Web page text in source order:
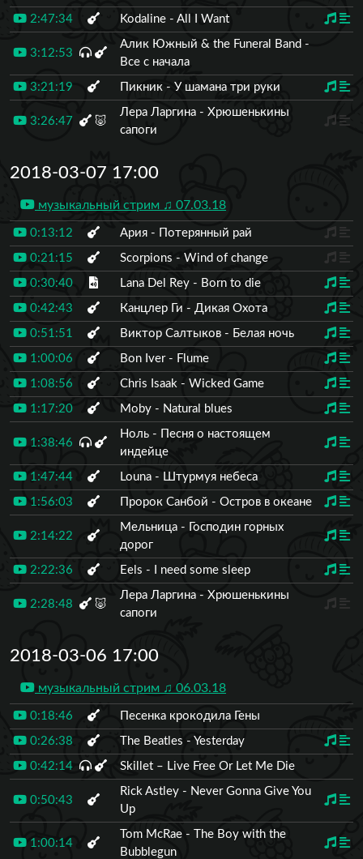
2:47:34 Kodaline - All I Want
3:12:53
Алик Южный & the Funeral Band -
Все с начала
3:21:19 Пикник - У шамана три руки
3:26:47 🐷
Лера Ларгина - Хрюшенькины
сапоги
2018-03-07 17:00
музыкальный стрим ♫ 07.03.18
0:13:12 Ария - Потерянный рай
0:21:15 Scorpions - Wind of change
0:30:40 Lana Del Rey - Born to die
0:42:43 Канцлер Ги - Дикая Охота
0:51:51 Виктор Салтыков - Белая ночь
1:00:06 Bon Iver - Flume
1:08:56 Chris Isaak - Wicked Game
1:17:20 Moby - Natural blues
1:38:46
Ноль - Песня о настоящем
индейце
1:47:44 Louna - Штурмуя небеса
1:56:03 Пророк Санбой - Остров в океане
2:14:22
Мельница - Господин горных
дорог
2:22:36 Eels - I need some sleep
2:28:48 🐷
Лера Ларгина - Хрюшенькины
сапоги
2018-03-06 17:00
музыкальный стрим ♫ 06.03.18
0:18:46 Песенка крокодила Гены
0:26:38 The Beatles - Yesterday
0:42:14 Skillet – Live Free Or Let Me Die
0:50:43
Rick Astley - Never Gonna Give You
Up
1:00:14
Tom McRae - The Boy with the
Bubblegun